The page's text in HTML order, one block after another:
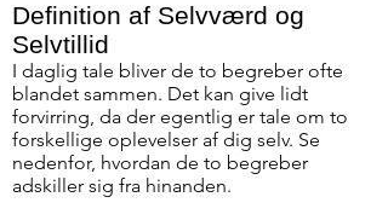
Definition af Selvværd og
Selvtillid
I daglig tale bliver de to begreber ofte
blandet sammen. Det kan give lidt
forvirring, da der egentlig er tale om to
forskellige oplevelser af dig selv. Se
nedenfor, hvordan de to begreber
adskiller sig fra hinanden.